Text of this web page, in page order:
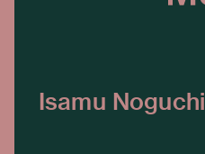
Isamu Noguchi